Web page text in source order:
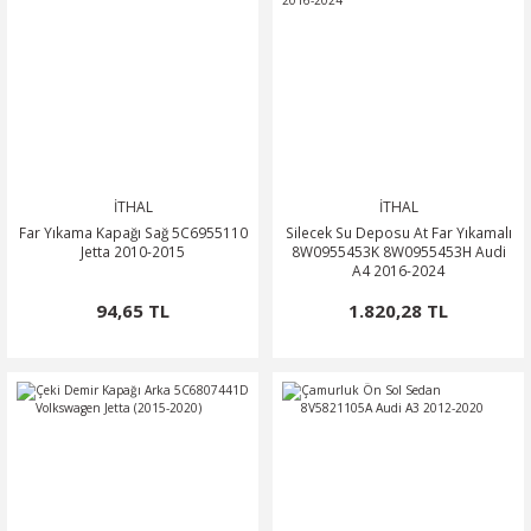
İTHAL
Far Yıkama Kapağı Sağ 5C6955110
Jetta 2010-2015
94,65 TL
İTHAL
Silecek Su Deposu At Far Yıkamalı
8W0955453K 8W0955453H Audi
A4 2016-2024
1.820,28 TL